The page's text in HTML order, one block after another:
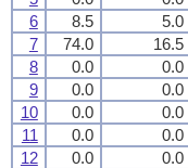
6
8.5 5.0
7
74.0 16.5
8
0.0 0.0
9
0.0 0.0
10
0.0 0.0
11
0.0 0.0
12
0.0 0.0
6
8.5 5.0
7
74.0 16.5
8
0.0 0.0
9
0.0 0.0
10
0.0 0.0
11
0.0 0.0
12
0.0 0.0
6
8.5 5.0
7
74.0 16.5
8
0.0 0.0
9
0.0 0.0
10
0.0 0.0
11
0.0 0.0
12
0.0 0.0
6
8.5 5.0
7
74.0 16.5
8
0.0 0.0
9
0.0 0.0
10
0.0 0.0
11
0.0 0.0
12
0.0 0.0